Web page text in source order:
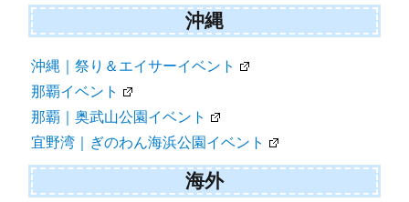
沖縄
沖縄｜祭り＆エイサーイベント
那覇イベント
那覇｜奥武山公園イベント
宜野湾｜ぎのわん海浜公園イベント
海外